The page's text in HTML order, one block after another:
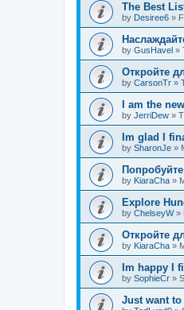
The Best
by Desiree6 »
by GusHavel »
Откройте
by CarsonTr »
I am the
by JerriDew »
Im glad I
by SharonJe »
by KiaraCha »
Explore
by ChelseyW»
Откройте
by KiaraCha »
Im happy I
by SophieCr »
Just want to